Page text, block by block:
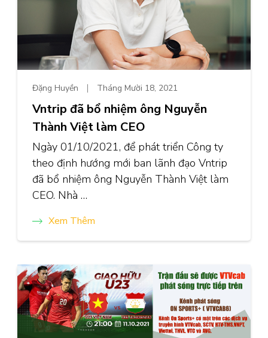
Đặng Huyền Tháng Mười 18, 2021
Vntrip đã bổ nhiệm ông Nguyễn
Thành Việt làm CEO
Ngày 01/10/2021, để phát triển Công ty
theo định hướng mới ban lãnh đạo Vntrip
đã bổ nhiệm ông Nguyễn Thành Việt làm
CEO. Nhà …
Xem Thêm